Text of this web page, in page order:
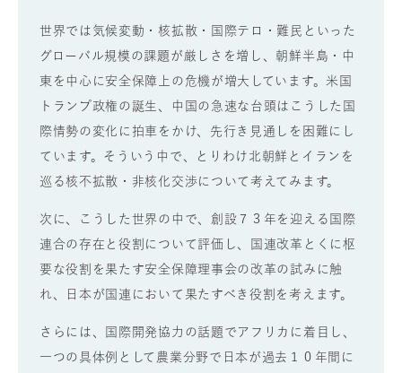
世界では気候変動・核拡散・国際テロ・難民といった
グローバル規模の課題が厳しさを増し、朝鮮半島・中
東を中心に安全保障上の危機が増大しています。米国
トランプ政権の誕生、中国の急速な台頭はこうした国
際情勢の変化に拍車をかけ、先行き見通しを困難にし
ています。そういう中で、とりわけ北朝鮮とイランを
巡る核不拡散・非核化交渉について考えてみます。
次に、こうした世界の中で、創設７３年を迎える国際
連合の存在と役割について評価し、国連改革とくに枢
要な役割を果たす安全保障理事会の改革の試みに触
れ、日本が国連において果たすべき役割を考えます。
さらには、国際開発協力の話題でアフリカに着目し、
一つの具体例として農業分野で日本が過去１０年間に